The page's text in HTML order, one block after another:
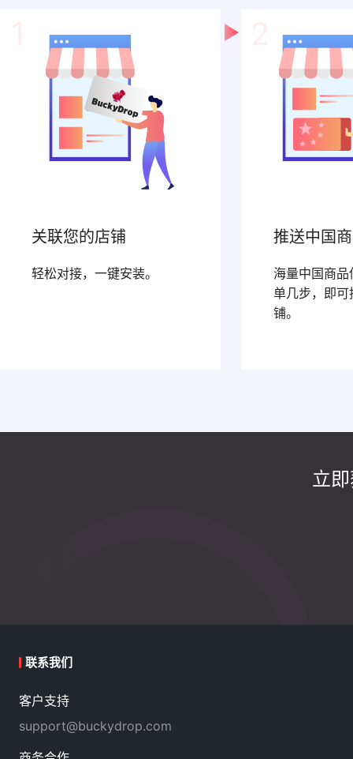
关联您的店铺
轻松对接，一键安装。
推送中国
海量中国商
单几步，即
铺。
立
联系我们
客户支持
support@buckydrop.com